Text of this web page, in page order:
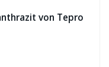
von Tepro